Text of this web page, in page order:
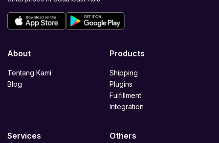
About
Tentang Kami
Blog
Products
Shipping
Plugins
Fulfillment
Integration
Services Others